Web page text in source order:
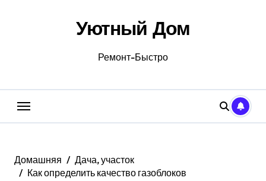
Уютный Дом
Ремонт-Быстро
Домашняя
Дача, участок
Как определить качество газоблоков